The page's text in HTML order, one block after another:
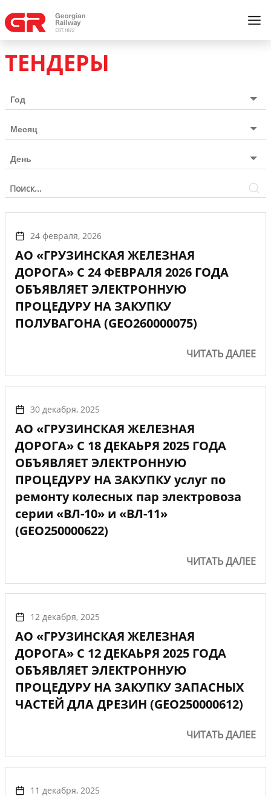
ТЕНДЕРЫ
24 февраля, 2026
АО «ГРУЗИНСКАЯ ЖЕЛЕЗНАЯ
ДОРОГА» С 24 ФЕВРАЛЯ 2026 ГОДА
ОБЪЯВЛЯЕТ ЭЛЕКТРОННУЮ
ПРОЦЕДУРУ НА ЗАКУПКУ
ПОЛУВАГОНА (GEO260000075)
ЧИТАТЬ ДАЛЕЕ
30 декабря, 2025
АО «ГРУЗИНСКАЯ ЖЕЛЕЗНАЯ
ДОРОГА» С 18 ДЕКАЬРЯ 2025 ГОДА
ОБЪЯВЛЯЕТ ЭЛЕКТРОННУЮ
ПРОЦЕДУРУ НА ЗАКУПКУ услуг по
ремонту колесных пар электровоза
серии «ВЛ-10» и «ВЛ-11»
(GEO250000622)
ЧИТАТЬ ДАЛЕЕ
12 декабря, 2025
АО «ГРУЗИНСКАЯ ЖЕЛЕЗНАЯ
ДОРОГА» С 12 ДЕКАЬРЯ 2025 ГОДА
ОБЪЯВЛЯЕТ ЭЛЕКТРОННУЮ
ПРОЦЕДУРУ НА ЗАКУПКУ ЗАПАСНЫХ
ЧАСТЕЙ ДЛА ДРЕЗИН (GEO250000612)
ЧИТАТЬ ДАЛЕЕ
11 декабря, 2025